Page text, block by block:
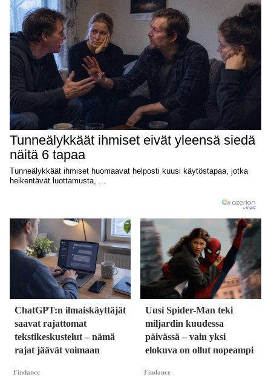
ChatGPT:n ilmaiskäyttäjät
saavat rajattomat
tekstikeskustelut – nämä
rajat jäävät voimaan
Findance
Uusi Spider-Man teki
miljardin kuudessa
päivässä – vain yksi
elokuva on ollut nopeampi
Findance